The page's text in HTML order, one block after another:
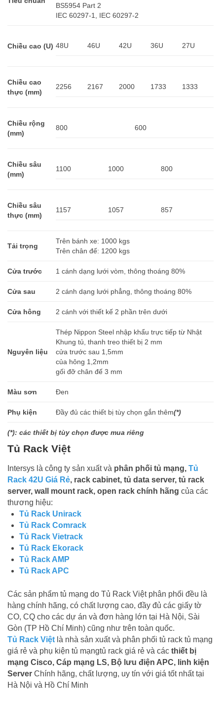
BS5954 Part 2
IEC 60297-1, IEC 60297-2
Chiều cao (U) 48U 46U 42U 36U 27U
Chiều cao
thực (mm)
2256 2167 2000 1733 1333
Chiều rộng
(mm)
800 600
Chiều sâu
(mm)
1100 1000 800
Chiều sâu
thực (mm)
1157 1057 857
Tải trọng
Trên bánh xe: 1000 kgs
Trên chân đế: 1200 kgs
Cửa trước 1 cánh dạng lưới vòm, thông thoáng 80%
Cửa sau 2 cánh dạng lưới phẳng, thông thoáng 80%
Cửa hông 2 cánh với thiết kế 2 phần trên dưới
Nguyên liệu
Thép Nippon Steel nhập khẩu trực tiếp từ Nhật
Khung tủ, thanh treo thiết bị 2 mm
cửa trước sau 1,5mm
của hông 1,2mm
gối đỡ chân đế 3 mm
Màu sơn Đen
Phụ kiện Đầy đủ các thiết bị tùy chọn gắn thêm(*)
(*): các thiết bị tùy chọn được mua riêng
Tủ Rack Việt
Intersys là công ty sản xuất và phân phối tủ mạng, Tủ
Rack 42U Giá Rẻ, rack cabinet, tủ data server, tủ rack
server, wall mount rack, open rack chính hãng của các
thương hiệu:
Tủ Rack Unirack
Tủ Rack Comrack
Tủ Rack Vietrack
Tủ Rack Ekorack
Tủ Rack AMP
Tủ Rack APC
Các sản phẩm tủ mạng do Tủ Rack Việt phân phối đều là
hàng chính hãng, có chất lượng cao, đầy đủ các giấy tờ
CO, CQ cho các dự án và đơn hàng lớn tại Hà Nội, Sài
Gòn (TP Hồ Chí Minh) cũng như trên toàn quốc.
Tủ Rack Việt là nhà sản xuất và phân phối tủ rack tủ mạng
giá rẻ và phụ kiện tủ mạngtủ rack giá rẻ và các thiết bị
mạng Cisco, Cáp mạng LS, Bộ lưu điện APC, linh kiện
Server Chính hãng, chất lượng, uy tín với giá tốt nhất tại
Hà Nội và Hồ Chí Minh